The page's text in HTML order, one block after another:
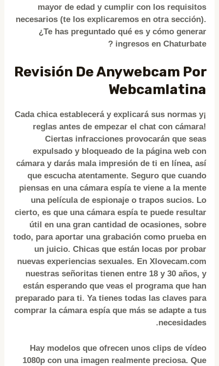
mayor de edad y cumplir con los requisitos
necesarios (te los explicaremos en otra sección).
¿Te has preguntado qué es y cómo generar
ingresos en Chaturbate ?
Revisión De Anywebcam Por
Webcamlatina
¡Cada chica establecerá y explicará sus normas y
reglas antes de empezar el chat con cámara!
Ciertas infracciones provocarán que seas
expulsado y bloqueado de la página web con
cámara y darás mala impresión de ti en línea, así
que escucha atentamente. Seguro que cuando
piensas en una cámara espía te viene a la mente
una película de espionaje o trapos sucios. Lo
cierto, es que una cámara espía te puede resultar
útil en una gran cantidad de ocasiones, sobre
todo, para aportar una grabación como prueba en
un juicio. Chicas que están locas por probar
nuevas experiencias sexuales. En Xlovecam.com
nuestras señoritas tienen entre 18 y 30 años, y
están esperando que veas el programa que han
preparado para ti. Ya tienes todas las claves para
comprar la cámara espía que más se adapte a tus
necesidades.
Hay modelos que ofrecen unos clips de vídeo
1080p con una imagen realmente preciosa. Que